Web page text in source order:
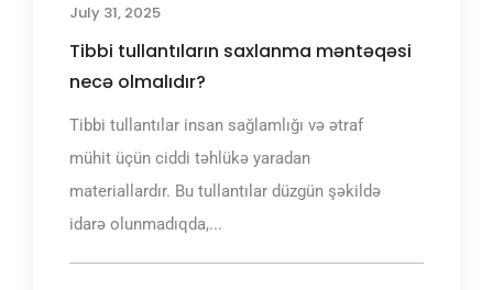
July 31, 2025
Tibbi tullantıların saxlanma məntəqəsi
necə olmalıdır?
Tibbi tullantılar insan sağlamlığı və ətraf
mühit üçün ciddi təhlükə yaradan
materiallardır. Bu tullantılar düzgün şəkildə
idarə olunmadıqda,...